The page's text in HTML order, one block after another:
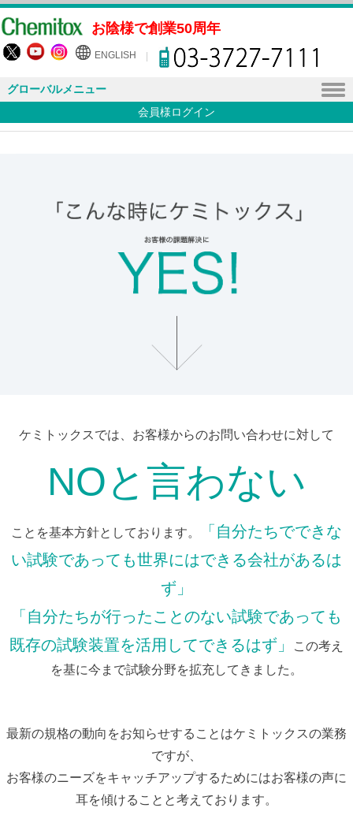
お陰様で創業50周年
ENGLISH
グローバルメニュー
会員様ログイン
ケミトックスでは、お客様からのお問い合わせに対して
NOと言わない
ことを基本方針としております。
「自分たちでできな
い試験であっても世界にはできる会社があるは
ず」
「自分たちが行ったことのない試験であっても
既存の試験装置を活用してできるはず」
この考え
を基に今まで試験分野を拡充してきました。
最新の規格の動向をお知らせすることはケミトックスの業務
ですが、
お客様のニーズをキャッチアップするためにはお客様の声に
耳を傾けることと考えております。